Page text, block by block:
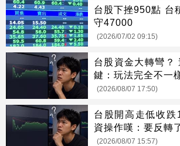
台股下挫950點 台
守47000
(2026/07/02 09:15)
台股資金大轉彎？
鍵：玩法完全不一
(2026/08/07 17:50)
台股開高走低收
資操作嘆：要反轉
(2026/08/07 15:57)